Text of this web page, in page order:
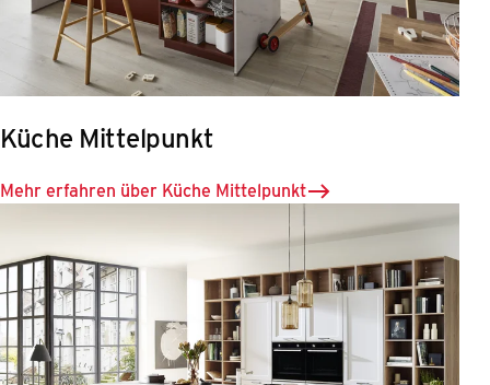
Küche Mittelpunkt
Mehr erfahren über Küche Mittelpunkt